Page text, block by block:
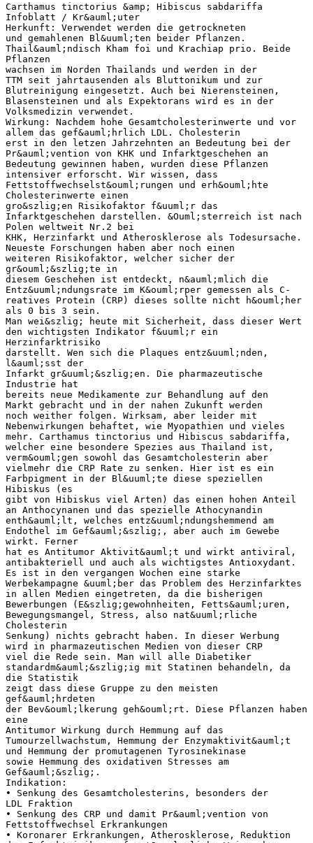
Carthamus tinctorius &amp; Hibiscus sabdariffa
Infoblatt / Kr&auml;uter
Herkunft: Verwendet werden die getrockneten
und gemahlenen Bl&uuml;ten beider Pflanzen.
Thail&auml;ndisch Kham foi und Krachiap prio. Beide
Pflanzen
wachsen im Norden Thailands und werden in der
TTM seit jahrtausenden als Bluttonikum und zur
Blutreinigung eingesetzt. Auch bei Nierensteinen,
Blasensteinen und als Expektorans wird es in der
Volksmedizin verwendet.
Wirkung: Nachdem hohe Gesamtcholesterinwerte und vor
allem das gef&auml;hrlich LDL. Cholesterin
erst in den letzen Jahrzehnten an Bedeutung bei der
Pr&auml;vention von KHK und Infarktgeschehen an
Bedeutung gewinnen haben, wurden diese Pflanzen
intensiver erforscht. Wir wissen, dass
Fettstoffwechselst&ouml;rungen und erh&ouml;hte
Cholesterinwerte einen
gro&szlig;en Risikofaktor f&uuml;r das
Infarktgeschehen darstellen. &Ouml;sterreich ist nach
Polen weltweit Nr.2 bei
KHK, Herzinfarkt und Atherosklerose als Todesursache.
Neueste Forschungen haben aber noch einen
weiteren Risikofaktor, welcher sicher der
gr&ouml;&szlig;te in
diesem Geschehen ist entdeckt, n&auml;mlich die
Entz&uuml;ndungsrate im K&ouml;rper gemessen als C-
reatives Protein (CRP) dieses sollte nicht h&ouml;her
als 0 bis 3 sein.
Man wei&szlig; heute mit Sicherheit, dass dieser Wert
den wichtigsten Indikator f&uuml;r ein
Herzinfarktrisiko
darstellt. Wen sich die Plaques entz&uuml;nden,
l&auml;sst der
Infarkt gr&uuml;&szlig;en. Die pharmazeutische
Industrie hat
bereits neue Medikamente zur Behandlung auf den
Markt gebracht und in der nahen Zukunft werden
noch weither folgen. Wirksam, aber leider mit
Nebenwirkungen behaftet, wie Myopathien und vieles
mehr. Carthamus tinctorius und Hibiscus sabdariffa,
welcher eine besondere Spezies aus Thailand ist,
verm&ouml;gen sowohl das Gesamtcholesterin aber
vielmehr die CRP Rate zu senken. Hier ist es ein
Farbpigment in der Bl&uuml;te diese speziellen
Hibiskus (es
gibt von Hibiskus viel Arten) das einen hohen Anteil
an Anthocynanen und das spezielle Athocynandin
enth&auml;lt, welches entz&uuml;ndungshemmend am
Endothel im Gef&auml;&szlig;, aber auch im Gewebe
wirkt. Ferner
hat es Antitumor Aktivit&auml;t und wirkt antiviral,
antibakteriell und auch als wichtigstes Antioxydant.
Es ist in den vergangen Wochen eine starke
Werbekampagne &uuml;ber das Problem des Herzinfarktes
in allen Medien eingetreten, da die bisherigen
Bewerbungen (E&szlig;gewohnheiten, Fetts&auml;uren,
Bewegungsmangel, Stress, also nat&uuml;rliche
Cholesterin
Senkung) nichts gebracht haben. In dieser Werbung
wird in pharmazeutischen Medien von dieser CRP
viel die Rede sein. Man will alle Diabetiker
standardm&auml;&szlig;ig mit Statinen behandeln, da
die Statistik
zeigt dass diese Gruppe zu den meisten
gef&auml;hrdeten
der Bev&ouml;lkerung geh&ouml;rt. Diese Pflanzen haben
eine
Antitumor Wirkung durch Hemmung auf das
Tumourzellwachstum, Hemmung der Enzymaktivit&auml;t
und Hemmung der promutagenen Tyrosinekinase
sowie Hemmung des oxidativen Stresses am
Gef&auml;&szlig;.
Indikation:
• Senkung des Gesamtcholesterins, besonders der
LDL Fraktion
• Senkung des CRP und damit Pr&auml;vention von
Fettstoffwechsel Erkrankungen
• Koronarer Erkrankungen, Atherosklerose, Reduktion